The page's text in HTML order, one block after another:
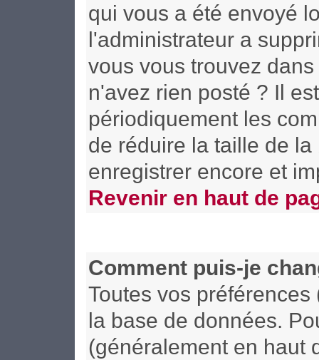
qui vous a été envoyé
l'administrateur a
vous vous trouvez
n'avez rien posté ? Il
périodiquement les
de réduire la taille de
enregistrer encore et
Revenir en haut de
Comment puis-je
Toutes vos
la base de données.
(généralement en haut